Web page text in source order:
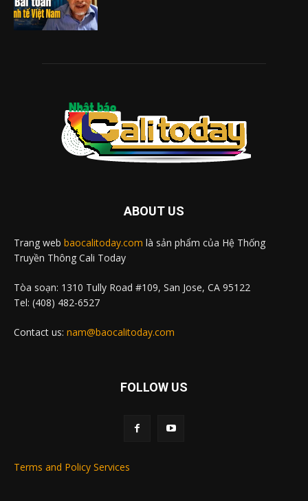
ABOUT US
Trang web baocalitoday.com là sản phẩm của Hệ Thống
Truyền Thông Cali Today
Tòa soạn: 1310 Tully Road #109, San Jose, CA 95122
Tel: (408) 482-6527
Contact us: nam@baocalitoday.com
FOLLOW US
Terms and Policy Services